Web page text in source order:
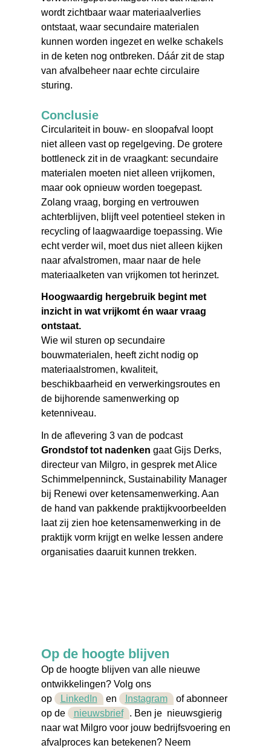
wordt zichtbaar waar materiaalverlies
ontstaat, waar secundaire materialen
kunnen worden ingezet en welke schakels
in de keten nog ontbreken. Dáár zit de stap
van afvalbeheer naar echte circulaire
sturing.
Conclusie
Circulariteit in bouw- en sloopafval loopt
niet alleen vast op regelgeving. De grotere
bottleneck zit in de vraagkant: secundaire
materialen moeten niet alleen vrijkomen,
maar ook opnieuw worden toegepast.
Zolang vraag, borging en vertrouwen
achterblijven, blijft veel potentieel steken in
recycling of laagwaardige toepassing. Wie
echt verder wil, moet dus niet alleen kijken
naar afvalstromen, maar naar de hele
materiaalketen van vrijkomen tot herinzet.
Hoogwaardig hergebruik begint met
inzicht in wat vrijkomt én waar vraag
ontstaat.
Wie wil sturen op secundaire
bouwmaterialen, heeft zicht nodig op
materiaalstromen, kwaliteit,
beschikbaarheid en verwerkingsroutes en
de bijhorende samenwerking op
ketenniveau.
In de aflevering 3 van de podcast
Grondstof tot nadenken gaat Gijs Derks,
directeur van Milgro, in gesprek met Alice
Schimmelpenninck, Sustainability Manager
bij Renewi over ketensamenwerking. Aan
de hand van pakkende praktijkvoorbeelden
laat zij zien hoe ketensamenwerking in de
praktijk vorm krijgt en welke lessen andere
organisaties daaruit kunnen trekken.
Op de hoogte blijven
Op de hoogte blijven van alle nieuwe
ontwikkelingen? Volg ons
op
LinkedIn en Instagram
of abonneer
op de
nieuwsbrief . Ben je nieuwsgierig
naar wat Milgro voor jouw bedrijfsvoering en
afvalproces kan betekenen? Neem